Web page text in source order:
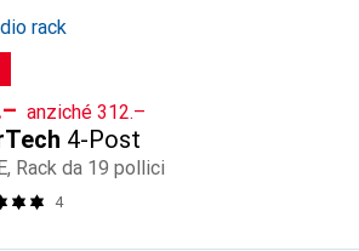
rack
anziché CHF
312.–
4-Post
Rack da 19 pollici
4